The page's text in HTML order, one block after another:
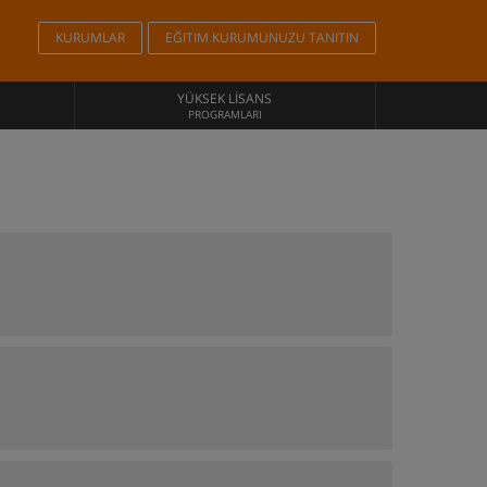
KURUMLAR EĞITIM KURUMUNUZU TANITIN
YÜKSEK LISANS
PROGRAMLARI